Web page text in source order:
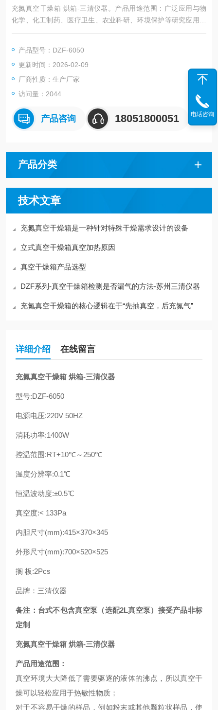
充氮真空干燥箱 烘箱-三清仪器。产品用途范围：广泛应用与物
化学、化工制药、医疗卫生、农业科研、环境保护等研究应用领
域，作粉末干燥、烘培以及各类玻璃容器的消毒和灭菌之用。特
分物品进行快速高效的干燥处理。
产品型号：DZF-6050
更新时间：2026-02-09
厂商性质：生产厂家
访问量：2044
产品咨询 18051800051
产品分类
技术文章
充氮真空干燥箱是一种针对特殊干燥需求设计的设备
立式真空干燥箱真空加热原因
真空干燥箱产品选型
DZF系列-真空干燥箱检测是否漏气的方法-苏州三清仪器
充氮真空干燥箱的核心逻辑在于“先抽真空，后充氮气”
详细介绍 在线留言
充氮真空干燥箱 烘箱-三清仪器
型号:DZF-6050
电源电压:220V 50HZ
消耗功率:1400W
控温范围:RT+10℃～250℃
温度分辨率:0.1℃
恒温波动度:±0.5℃
真空度:< 133Pa
内胆尺寸(mm):415×370×345
外形尺寸(mm):700×520×525
搁 板:2Pcs
品牌：三清仪器
备注：台式不包含真空泵（选配2L真空泵）接受产品非标
定制
充氮真空干燥箱 烘箱-三清仪器
产品用途范围：
真空环境大大降低了需要驱逐的液体的沸点，所以真空干
燥可以轻松应用于热敏性物质；
对于不容易干燥的样品，例如粉末或其他颗粒状样品，使
电话咨询